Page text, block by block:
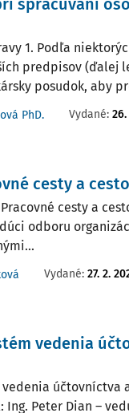
spracúvaní
1. Podľa
predpisov (ďalej
posudok, aby
PhD. Vydané: 26.
cesty a
cesty a
odboru
Vydané: 27. 2.
vedenia
účtovníctva
Ing. Peter Dian –